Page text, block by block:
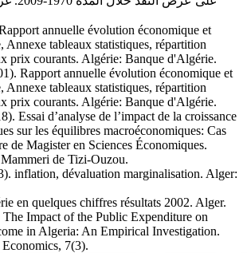
annuelle évolution économique et
Annexe tableaux statistiques, répartition
prix courants. Algérie: Banque d'Algérie.
Rapport annuelle évolution économique et
Annexe tableaux statistiques, répartition
prix courants. Algérie: Banque d'Algérie.
Essai d’analyse de l’impact de la croissance
sur les équilibres macroéconomiques: Cas
de Magister en Sciences Économiques.
de Tizi-Ouzou.
inflation, dévaluation marginalisation. Alger:
en quelques chiffres résultats 2002. Alger.
Impact of the Public Expenditure on
in Algeria: An Empirical Investigation.
7(3).